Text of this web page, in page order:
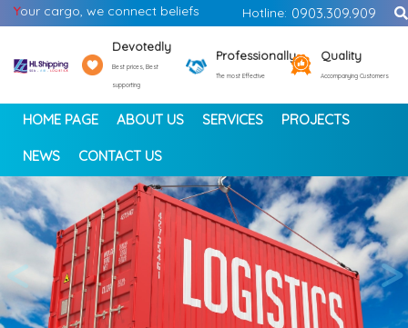
Your cargo, we connect beliefs Hotline: 0903.309.909
Devotedly
Best prices, Best
supporting
Professionally
The most Effective
Quality
Accompanying Customers
HOME PAGE ABOUT US SERVICES PROJECTS
NEWS CONTACT US
< >